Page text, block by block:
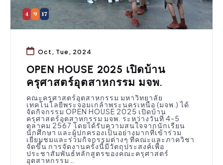
Oct, Tue, 2024
OPEN HOUSE 2025 เปิดบ้าน
ครุศาสตร์อุตสาหกรรม มจพ.
คณะครุศาสตร์อุตสาหกรรม มหาวิทยาลัย
เทคโนโลยีพระจอมเกล้าพระนครเหนือ (มจพ.) ได้
จัดกิจกรรม OPEN HOUSE 2025 เปิดบ้าน
ครุศาสตร์อุตสาหกรรม มจพ. ระหว่างวันที่ 4-5
ตุลาคม 2567 โดยได้รับความสนใจจากนักเรียน
นักศึกษา และผู้ปกครองเป็นอย่างมากที่เข้าร่วม
เยี่ยมชมและร่วมกิจกรรมต่างๆ ที่คณะและภาควิชา
จัดขึ้น การจัดงานครั้งนี้มีวัตถุประสงค์เพื่อ
ประชาสัมพันธ์หลักสูตรของคณะครุศาสตร์
อุตสาหกรรม…